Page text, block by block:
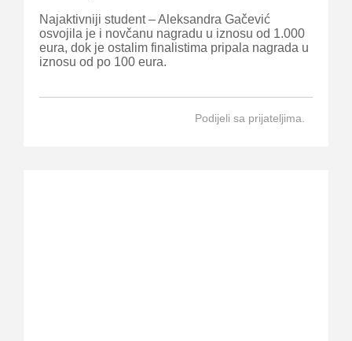
Najaktivniji student – Aleksandra Gačević
osvojila je i novčanu nagradu u iznosu od 1.000
eura, dok je ostalim finalistima pripala nagrada u
iznosu od po 100 eura.
Podijeli sa prijateljima.